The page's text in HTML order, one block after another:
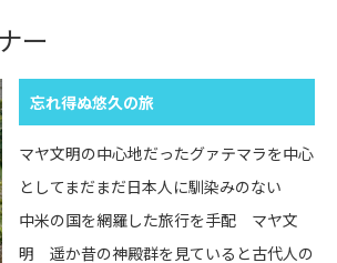
ー
忘れ得ぬ悠久の旅
マヤ文明の中心地だったグァテマラを中心
としてまだまだ日本人に馴染みのない
中米の国を網羅した旅行を手配 マヤ文
明 遥か昔の神殿群を見ていると古代人の